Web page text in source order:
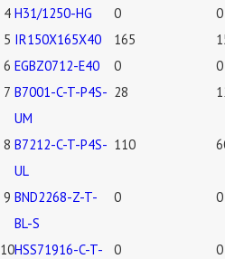
4 H31/1250-HG 0 0
5 IR150X165X40 165
6 EGBZ0712-E40 0 0
7 B7001-C-T-P4S-
UM
28
8 B7212-C-T-P4S-
UL
110
9 BND2268-Z-T-
BL-S
0 0
10HSS71916-C-T-
0 0